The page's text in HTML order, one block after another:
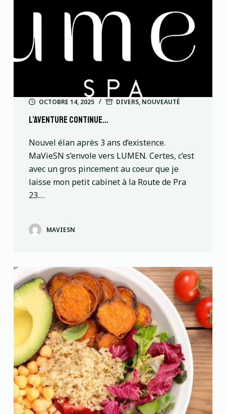
OCTOBRE 14, 2025 DIVERS, NOUVEAUTÉ
l’aventure continue…
Nouvel élan après 3 ans d’existence.
MaVieSN s’envole vers LUMEN. Certes, c’est
avec un gros pincement au coeur que je
laisse mon petit cabinet à la Route de Pra
23.…
MAVIESN